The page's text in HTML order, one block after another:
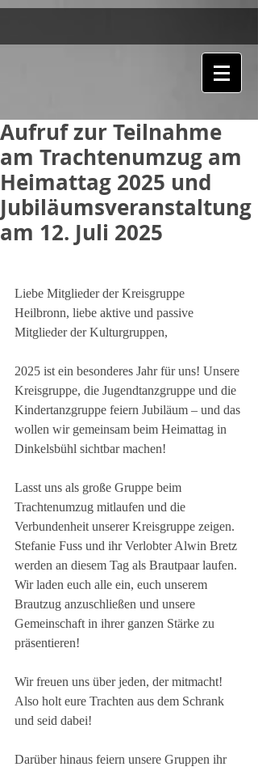
Aufruf zur Teilnahme
am Trachtenumzug am
Heimattag 2025 und
Jubiläumsveranstaltung
am 12. Juli 2025
Liebe Mitglieder der Kreisgruppe
Heilbronn, liebe aktive und passive
Mitglieder der Kulturgruppen,
2025 ist ein besonderes Jahr für uns! Unsere
Kreisgruppe, die Jugendtanzgruppe und die
Kindertanzgruppe feiern Jubiläum – und das
wollen wir gemeinsam beim Heimattag in
Dinkelsbühl sichtbar machen!
Lasst uns als große Gruppe beim
Trachtenumzug mitlaufen und die
Verbundenheit unserer Kreisgruppe zeigen.
Stefanie Fuss und ihr Verlobter Alwin Bretz
werden an diesem Tag als Brautpaar laufen.
Wir laden euch alle ein, euch unserem
Brautzug anzuschließen und unsere
Gemeinschaft in ihrer ganzen Stärke zu
präsentieren!
Wir freuen uns über jeden, der mitmacht!
Also holt eure Trachten aus dem Schrank
und seid dabei!
Darüber hinaus feiern unsere Gruppen ihr